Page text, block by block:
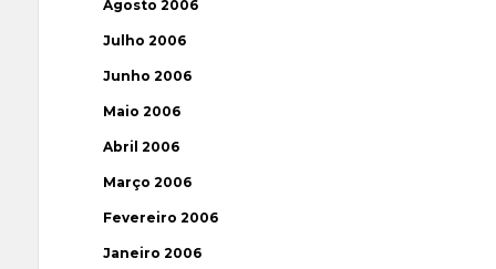
Agosto 2006
Julho 2006
Junho 2006
Maio 2006
Abril 2006
Março 2006
Fevereiro 2006
Janeiro 2006